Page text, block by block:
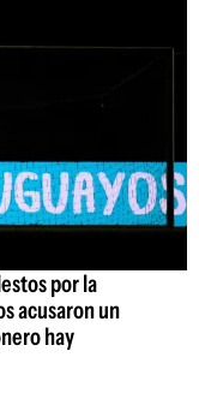
por la
acusaron un
hay